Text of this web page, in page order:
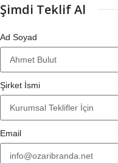
Şimdi Teklif Al
Ad Soyad
Şirket İsmi
Email